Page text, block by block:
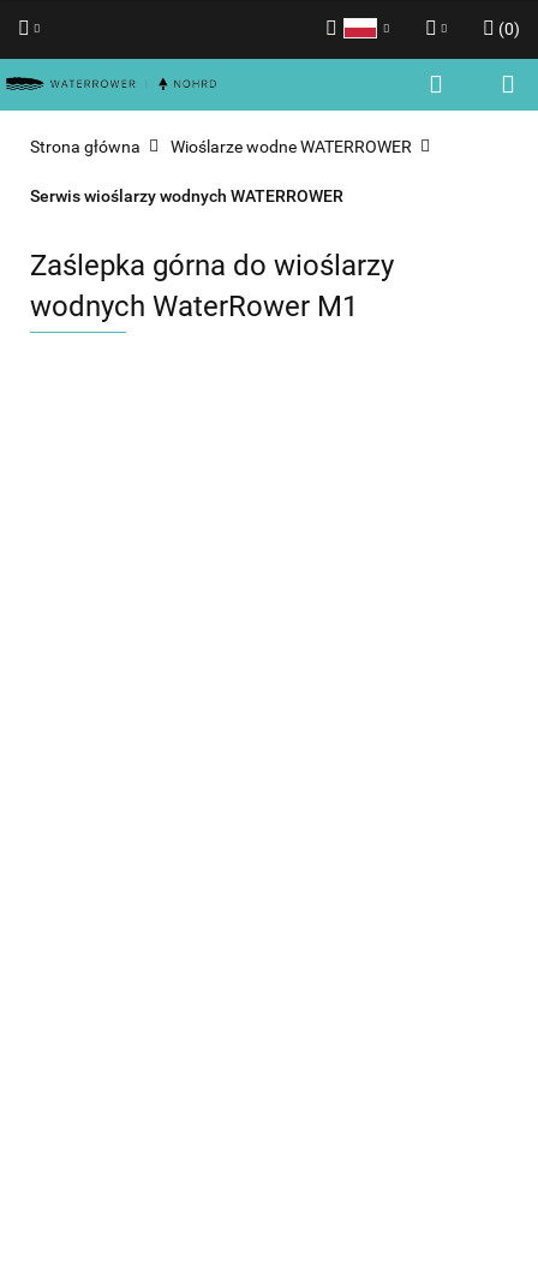
Zaloguj się
Zgody cookies
(0)
Strona główna Wioślarze wodne WATERROWER
Serwis wioślarzy wodnych WATERROWER
Zaślepka górna do wioślarzy
wodnych WaterRower M1